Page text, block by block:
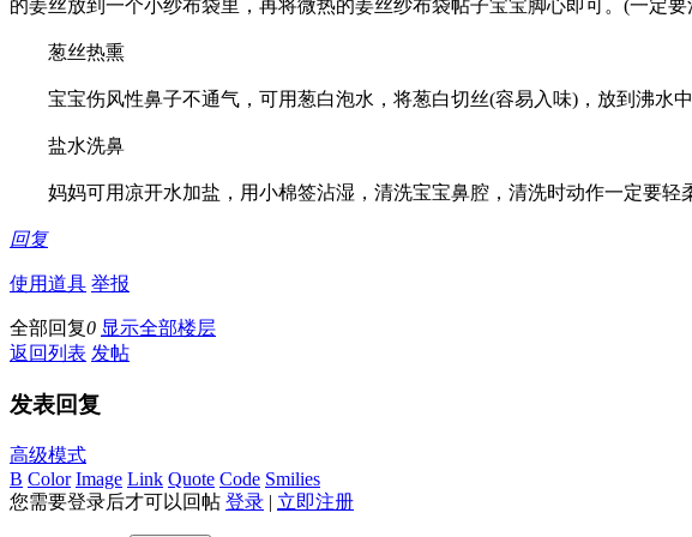
的姜丝放到一个小纱布袋里，再将微热的姜丝纱布袋帖子宝宝脚心即可。(一定
葱丝热熏
宝宝伤风性鼻子不通气，可用葱白泡水，将葱白切丝(容易入味)，放到沸水中
盐水洗鼻
妈妈可用凉开水加盐，用小棉签沾湿，清洗宝宝鼻腔，清洗时动作一定要轻
回复
使用道具 举报
全部回复0 显示全部楼层
返回列表 发帖
发表回复
高级模式
B Color Image Link Quote Code Smilies
您需要登录后才可以回帖 登录 | 立即注册